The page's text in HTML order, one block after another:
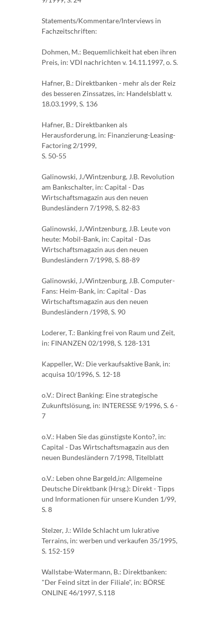
Statements/Kommentare/Interviews in
Fachzeitschriften:
Dohmen, M.: Bequemlichkeit hat eben ihren
Preis, in: VDI nachrichten v. 14.11.1997, o. S.
Hafner, B.: Direktbanken - mehr als der Reiz
des besseren Zinssatzes, in: Handelsblatt v.
18.03.1999, S. 136
Hafner, B.: Direktbanken als
Herausforderung, in: Finanzierung-Leasing-
Factoring 2/1999,
S. 50-55
Galinowski, J./Wintzenburg, J.B. Revolution
am Bankschalter, in: Capital - Das
Wirtschaftsmagazin aus den neuen
Bundesländern 7/1998, S. 82-83
Galinowski, J./Wintzenburg, J.B. Leute von
heute: Mobil-Bank, in: Capital - Das
Wirtschaftsmagazin aus den neuen
Bundesländern 7/1998, S. 88-89
Galinowski, J./Wintzenburg, J.B. Computer-
Fans: Heim-Bank, in: Capital - Das
Wirtschaftsmagazin aus den neuen
Bundesländern /1998, S. 90
Loderer, T.: Banking frei von Raum und Zeit,
in: FINANZEN 02/1998, S. 128-131
Kappeller, W.: Die verkaufsaktive Bank, in:
acquisa 10/1996, S. 12-18
o.V.: Direct Banking: Eine strategische
Zukunftslösung, in: INTERESSE 9/1996, S. 6 -
7
o.V.: Haben Sie das günstigste Konto?, in:
Capital - Das Wirtschaftsmagazin aus den
neuen Bundesländern 7/1998, Titelblatt
o.V.: Leben ohne Bargeld,in: Allgemeine
Deutsche Direktbank (Hrsg.): Direkt - Tipps
und Informationen für unsere Kunden 1/99,
S. 8
Stelzer, J.: Wilde Schlacht um lukrative
Terrains, in: werben und verkaufen 35/1995,
S. 152-159
Wallstabe-Watermann, B.: Direktbanken:
"Der Feind sitzt in der Filiale", in: BÖRSE
ONLINE 46/1997, S.118